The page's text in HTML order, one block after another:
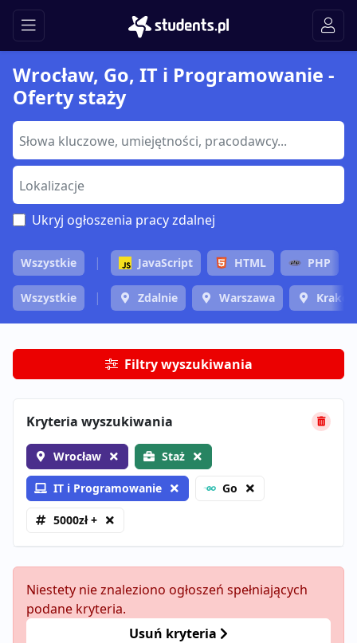
Wrocław, Go, IT i Programowanie -
Oferty staży
Ukryj ogłoszenia pracy zdalnej
Wszystkie JavaScript HTML PHP
Wszystkie Zdalnie Warszawa
Filtry wyszukiwania
Kryteria wyszukiwania
Wrocław Staż
IT i Programowanie Go
5000zł +
Niestety nie znaleziono ogłoszeń spełniających
podane kryteria.
Usuń kryteria